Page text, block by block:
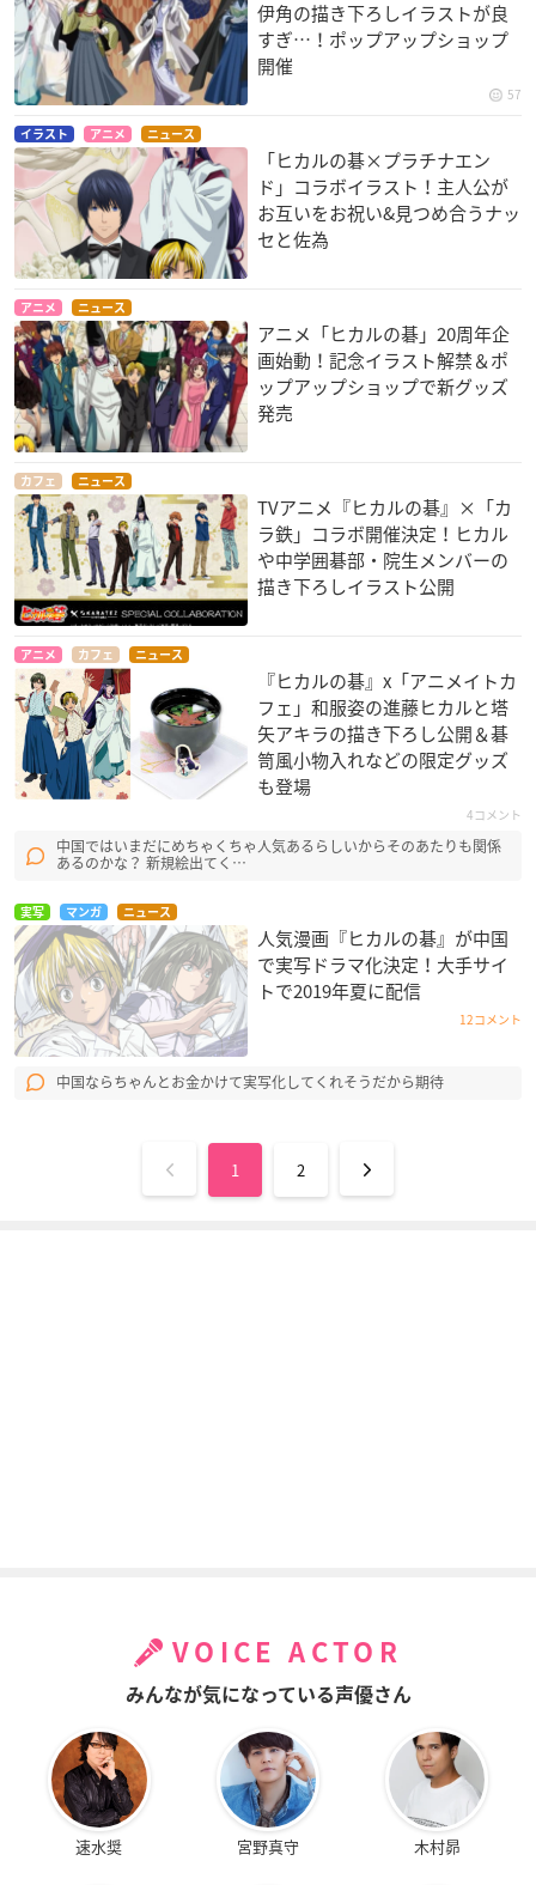
伊角の描き下ろしイラストが良
すぎ…！ポップアップショップ
開催
57
イラスト アニメ ニュース
「ヒカルの碁×プラチナエン
ド」コラボイラスト！主人公が
お互いをお祝い&見つめ合うナッ
セと佐為
アニメ ニュース
アニメ「ヒカルの碁」20周年企
画始動！記念イラスト解禁＆ポ
ップアップショップで新グッズ
発売
カフェ ニュース
TVアニメ『ヒカルの碁』×「カ
ラ鉄」コラボ開催決定！ヒカル
や中学囲碁部・院生メンバーの
描き下ろしイラスト公開
アニメ カフェ ニュース
『ヒカルの碁』x「アニメイトカ
フェ」和服姿の進藤ヒカルと塔
矢アキラの描き下ろし公開＆碁
笥風小物入れなどの限定グッズ
も登場
4コメント
中国ではいまだにめちゃくちゃ人気あるらしいからそのあたりも関係
あるのかな？ 新規絵出てく…
実写 マンガ ニュース
人気漫画『ヒカルの碁』が中国
で実写ドラマ化決定！大手サイ
トで2019年夏に配信
12コメント
中国ならちゃんとお金かけて実写化してくれそうだから期待
1 2
VOICE ACTOR
みんなが気になっている声優さん
速水奨 宮野真守 木村昴